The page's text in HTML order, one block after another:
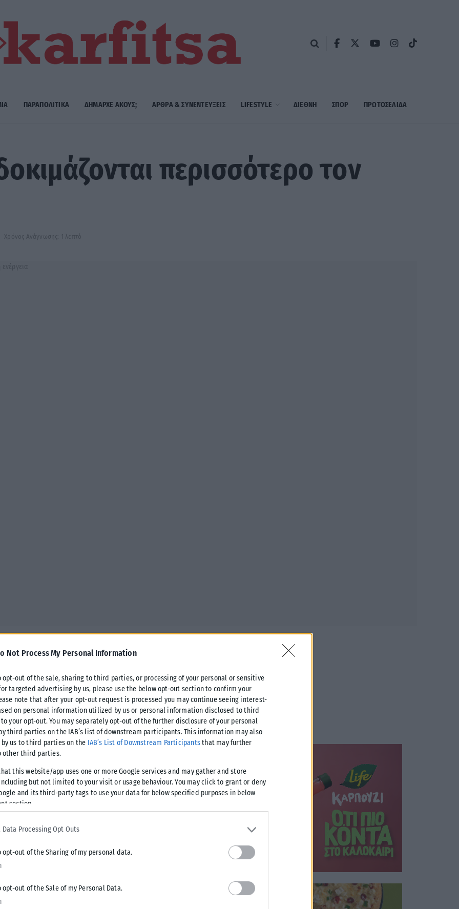
Not Process My Personal Information
opt-out of the sale, sharing to third parties, or processing of your personal or sensitive
targeted advertising by us, please use the below opt-out section to confirm your
note that after your opt-out request is processed you may continue seeing interest-
on personal information utilized by us or personal information disclosed to third
your opt-out. You may separately opt-out of the further disclosure of your personal
third parties on the IAB’s list of downstream participants. This information may also
by us to third parties on the IAB’s List of Downstream Participantsthat may further
other third parties.
this website/app uses one or more Google services and may gather and store
but not limited to your visit or usage behaviour. You may click to grant or deny
and its third-party tags to use your data for below specified purposes in below
section.
Data Processing Opt Outs
opt-out of the Sharing of my personal data.
opt-out of the Sale of my Personal Data.
ΠΑΡΑΠΟΛΙΤΙΚΑ ΔΗΜΑΡΧE ΑΚΟΥΣ; ΑΡΘΡΑ & ΣΥΝΕΝΤΕΥΞΕΙΣ LIFESTYLE ΔΙΕΘΝΗ ΣΠΟΡ ΠΡΩΤΟΣΈΛΙΔΑ
περισσότερο τον
Χρόνος Ανάγνωσης: 1 λεπτό
Ο φετινός Ιούλιος δεν πρόκειται να είναι ένας μήνας ανεμελιάς
γεμάτο προκλήσεις. Ο ανάδρομος Ερμής επηρεάζει
θολώνει την κρίση και ενισχύει τις ψευδαισθήσεις,
όσα είχαν μείνει στο παρασκήνιο.
πως καλούνται να αντιμετωπίσουν δοκιμασίες. Όμως,
δεν είναι τυχαίες: αποτελούν ευκαιρίες για εξέλιξη,
καθώς ο ανάδρομος Ερμής, κυβερνήτης τους, επηρεάζει
αποφάσεις. Η καθημερινότητα γίνεται πιο χαοτική,
ένα αίσθημα αστάθειας. Συζητήσεις που υπό άλλες
ενώ επαγγελματικά σχέδια μπορεί να «κολλήσουν»
Ποσειδώνα εντείνει την αβεβαιότητα, θολώνοντας την
Οι Δίδυμοι καλούνται να κινηθούν πιο προσεκτικά
βιαστικές αποφάσεις, ειδικά σε ζητήματα που αφορούν